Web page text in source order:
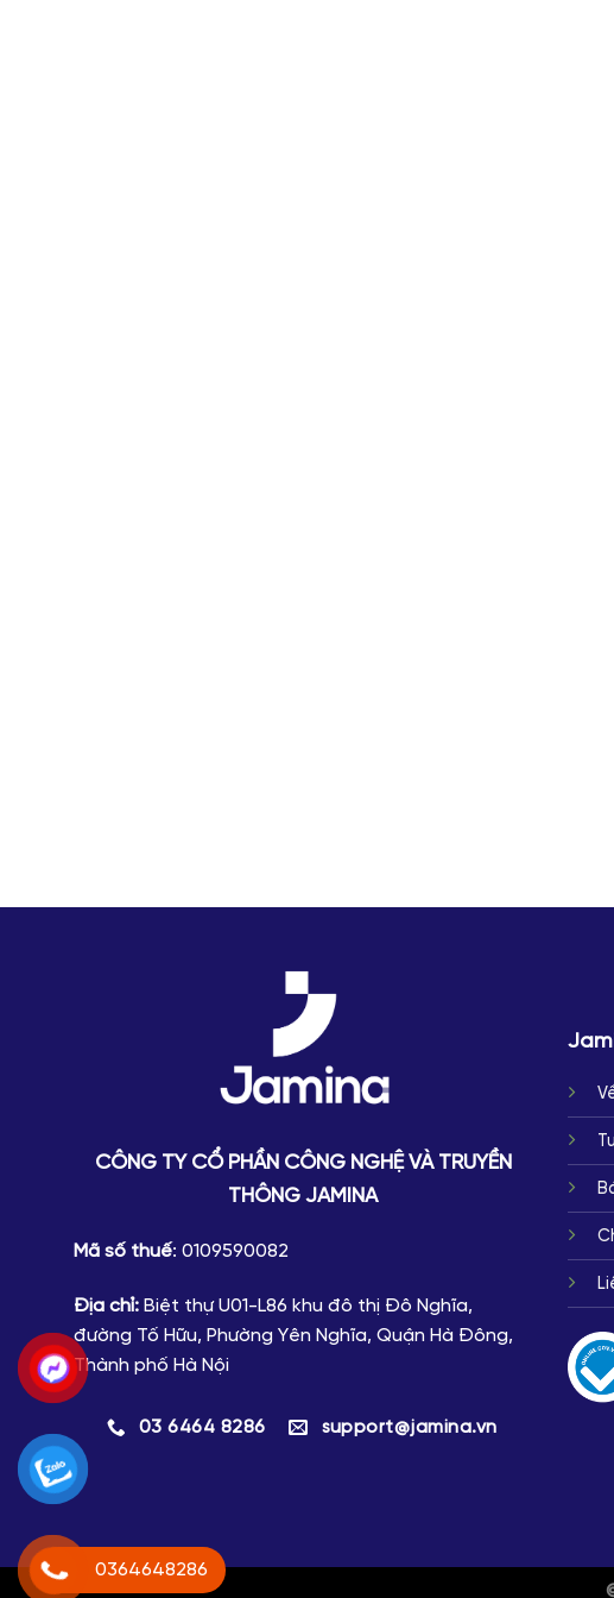
CÔNG TY CỔ PHẦN CÔNG NGHỆ VÀ TRUYỀN
THÔNG JAMINA
Mã số thuế: 0109590082
Địa chỉ: Biệt thự U01-L86 khu đô thị Đô Nghĩa,
đường Tố Hữu, Phường Yên Nghĩa, Quận Hà Đông,
Thành phố Hà Nội
03 6464 8286 support@jamina.vn
0364648286